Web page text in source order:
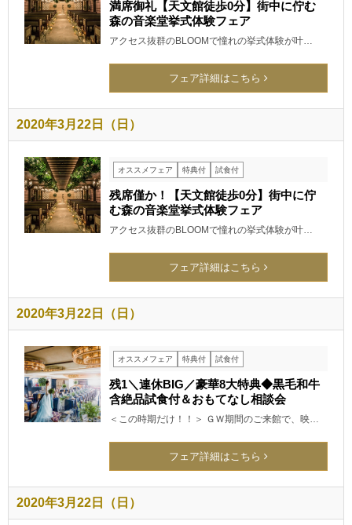
満席御礼【天文館徒歩0分】街中に佇む
森の音楽堂挙式体験フェア
アクセス抜群のBLOOMで憧れの挙式体験が叶…
フェア詳細はこちら
2020年3月22日（日）
オススメフェア 特典付 試食付
残席僅か！【天文館徒歩0分】街中に佇
む森の音楽堂挙式体験フェア
アクセス抜群のBLOOMで憧れの挙式体験が叶…
フェア詳細はこちら
2020年3月22日（日）
オススメフェア 特典付 試食付
残1＼連休BIG／豪華8大特典◆黒毛和牛
含絶品試食付＆おもてなし相談会
＜この時期だけ！！＞ ＧＷ期間のご来館で、映…
フェア詳細はこちら
2020年3月22日（日）